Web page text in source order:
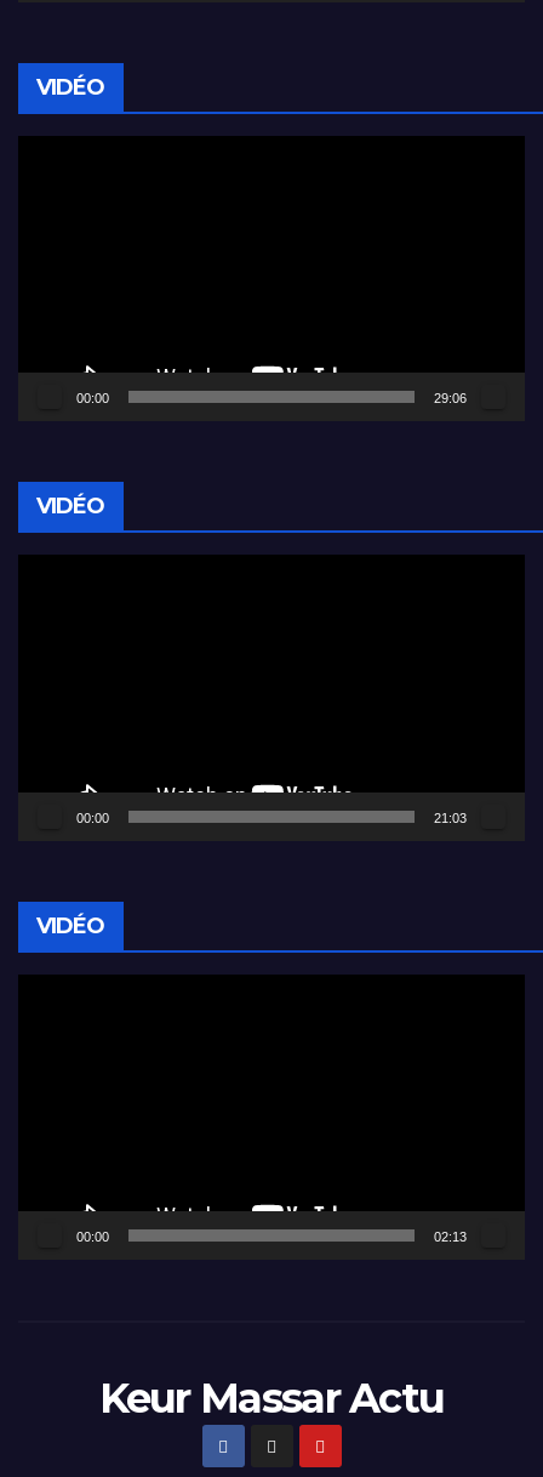
VIDÉO
00:00 29:06
VIDÉO
00:00 21:03
VIDÉO
00:00 02:13
Keur Massar Actu